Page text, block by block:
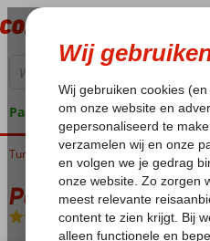
Pakketgarantie
Home
Turkije Egeische kust Dalyan Palmyra
Palmyra
Logies en ontbijt-Hotel